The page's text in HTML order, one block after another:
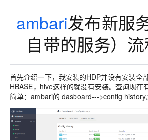
ambari发布新服
自带的服务）
首先介绍一下，我安装的HDP并没有安装全
HBASE，hive这样的就没有安装。查询现在
简单：ambari的 dasboard--->config history,